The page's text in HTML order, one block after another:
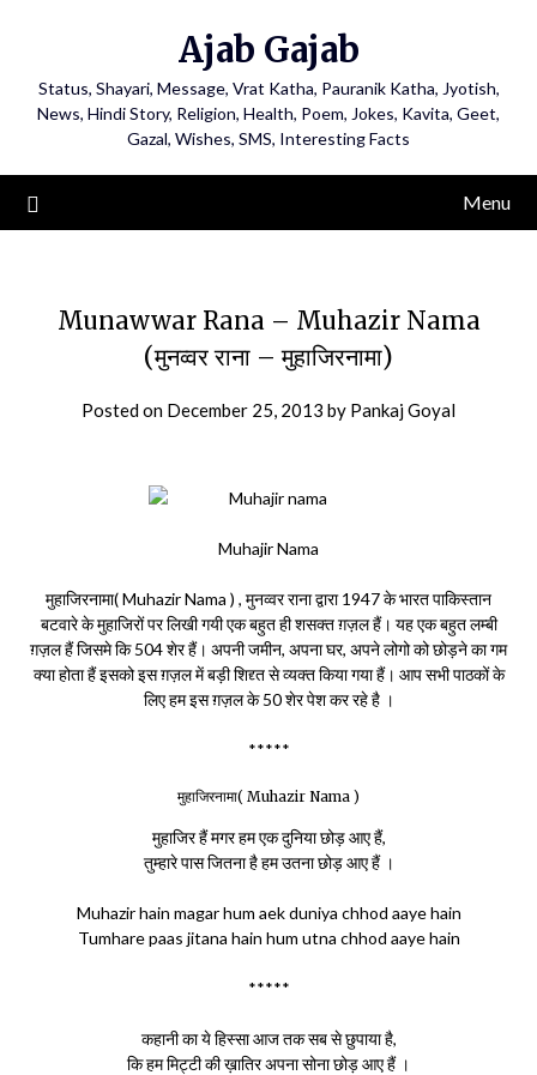
Ajab Gajab
Status, Shayari, Message, Vrat Katha, Pauranik Katha, Jyotish,
News, Hindi Story, Religion, Health, Poem, Jokes, Kavita, Geet,
Gazal, Wishes, SMS, Interesting Facts
Menu
Munawwar Rana – Muhazir Nama
(मुनव्वर राना – मुहाजिरनामा)
Posted on December 25, 2013 by Pankaj Goyal
Muhajir Nama
मुहाजिरनामा( Muhazir Nama ) , मुनव्वर राना द्वारा 1947 के भारत पाकिस्तान
बटवारे के मुहाजिरों पर लिखी गयी एक बहुत ही शसक्त ग़ज़ल हैं। यह एक बहुत लम्बी
ग़ज़ल हैं जिसमे कि 504 शेर हैं। अपनी जमीन, अपना घर, अपने लोगो को छोड़ने का गम
क्या होता हैं इसको इस ग़ज़ल में बड़ी शिद्द्त से व्यक्त किया गया हैं। आप सभी पाठकों के
लिए हम इस ग़ज़ल के 50 शेर पेश कर रहे है ।
*****
मुहाजिरनामा( Muhazir Nama )
मुहाजिर हैं मगर हम एक दुनिया छोड़ आए हैं,
तुम्हारे पास जितना है हम उतना छोड़ आए हैं ।
Muhazir hain magar hum aek duniya chhod aaye hain
Tumhare paas jitana hain hum utna chhod aaye hain
*****
कहानी का ये हिस्सा आज तक सब से छुपाया है,
कि हम मिट्टी की ख़ातिर अपना सोना छोड़ आए हैं ।